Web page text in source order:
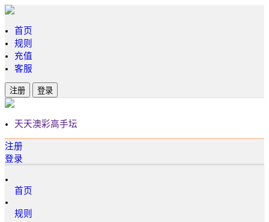
首页
规则
充值
客服
注册 登录
天天澳彩高手坛
注册
登录
首页
规则